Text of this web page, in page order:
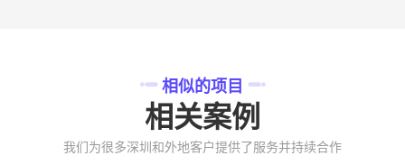
相似的项目
相关案例
我们为很多深圳和外地客户提供了服务并持续合作